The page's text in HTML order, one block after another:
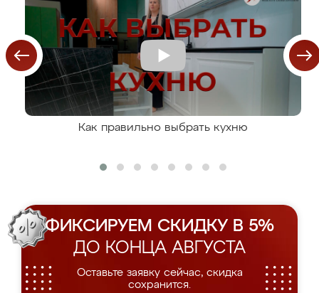
Как правильно выбрать кухню
ФИКСИРУЕМ СКИДКУ В 5%
ДО КОНЦА АВГУСТА
Оставьте заявку сейчас, скидка
сохранится.